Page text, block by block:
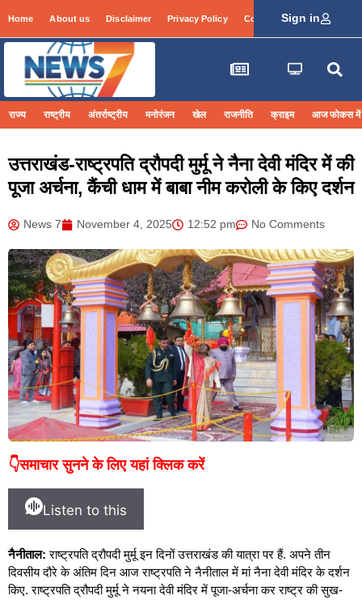
Home About us Disclaimer Privacy Policy Contact Info Login
Sign in
राज्य राष्ट्रीय अंतर्राष्ट्रीय मनोरंजन खेल राजनीति क्राइम आज फोकस में
उत्तराखंड-राष्ट्रपति द्रौपदी मुर्मू ने नैना देवी मंदिर में की
पूजा अर्चना, कैंची धाम में बाबा नीम करोली के किए दर्शन
News 7 November 4, 2025 12:52 pm No Comments
👇समाचार सुनने के लिए यहां क्लिक करें
Listen to this
नैनीताल: राष्ट्रपति द्रौपदी मुर्मू इन दिनों उत्तराखंड की यात्रा पर हैं. अपने तीन
दिवसीय दौरे के अंतिम दिन आज राष्ट्रपति ने नैनीताल में मां नैना देवी मंदिर के दर्शन
किए. राष्ट्रपति द्रौपदी मुर्मू ने नयना देवी मंदिर में पूजा-अर्चना कर राष्ट्र की सुख-